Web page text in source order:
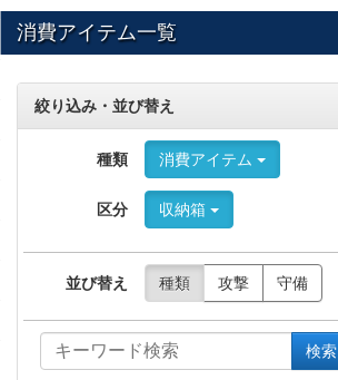
消費アイテム一覧
絞り込み・並び替え
種類 消費アイテム
区分 収納箱
並び替え 種類 攻撃 守備
検索